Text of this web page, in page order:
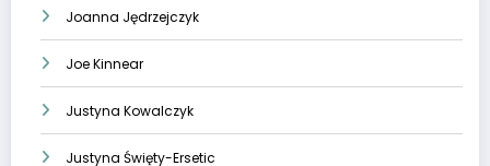
Joanna Jędrzejczyk
Joe Kinnear
Justyna Kowalczyk
Justyna Święty-Ersetic